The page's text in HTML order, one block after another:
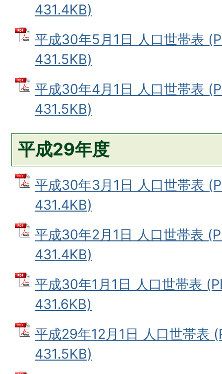
431.4KB)
平成30年5月1日 人口世帯表
431.5KB)
平成30年4月1日 人口世帯表
431.5KB)
平成29年度
平成30年3月1日 人口世帯表
431.4KB)
平成30年2月1日 人口世帯表
431.4KB)
平成30年1月1日 人口世帯表
431.6KB)
平成29年12月1日 人口世帯表
431.5KB)